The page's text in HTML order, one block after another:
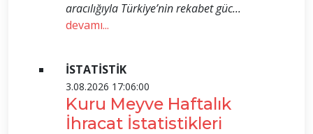
aracılığıyla Türkiye’nin rekabet güc...
devamı...
İSTATİSTİK
3.08.2026 17:06:00
Kuru Meyve Haftalık
İhracat İstatistikleri